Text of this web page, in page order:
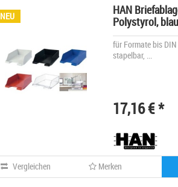
NEU
HAN
Polystyrol, blau
für Formate bis
stapelbar, ...
17,16 € *
Vergleichen Merken